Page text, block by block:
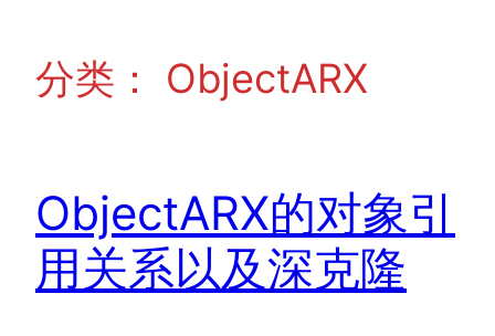
分类： ObjectARX
ObjectARX的对象引
用关系以及深克隆